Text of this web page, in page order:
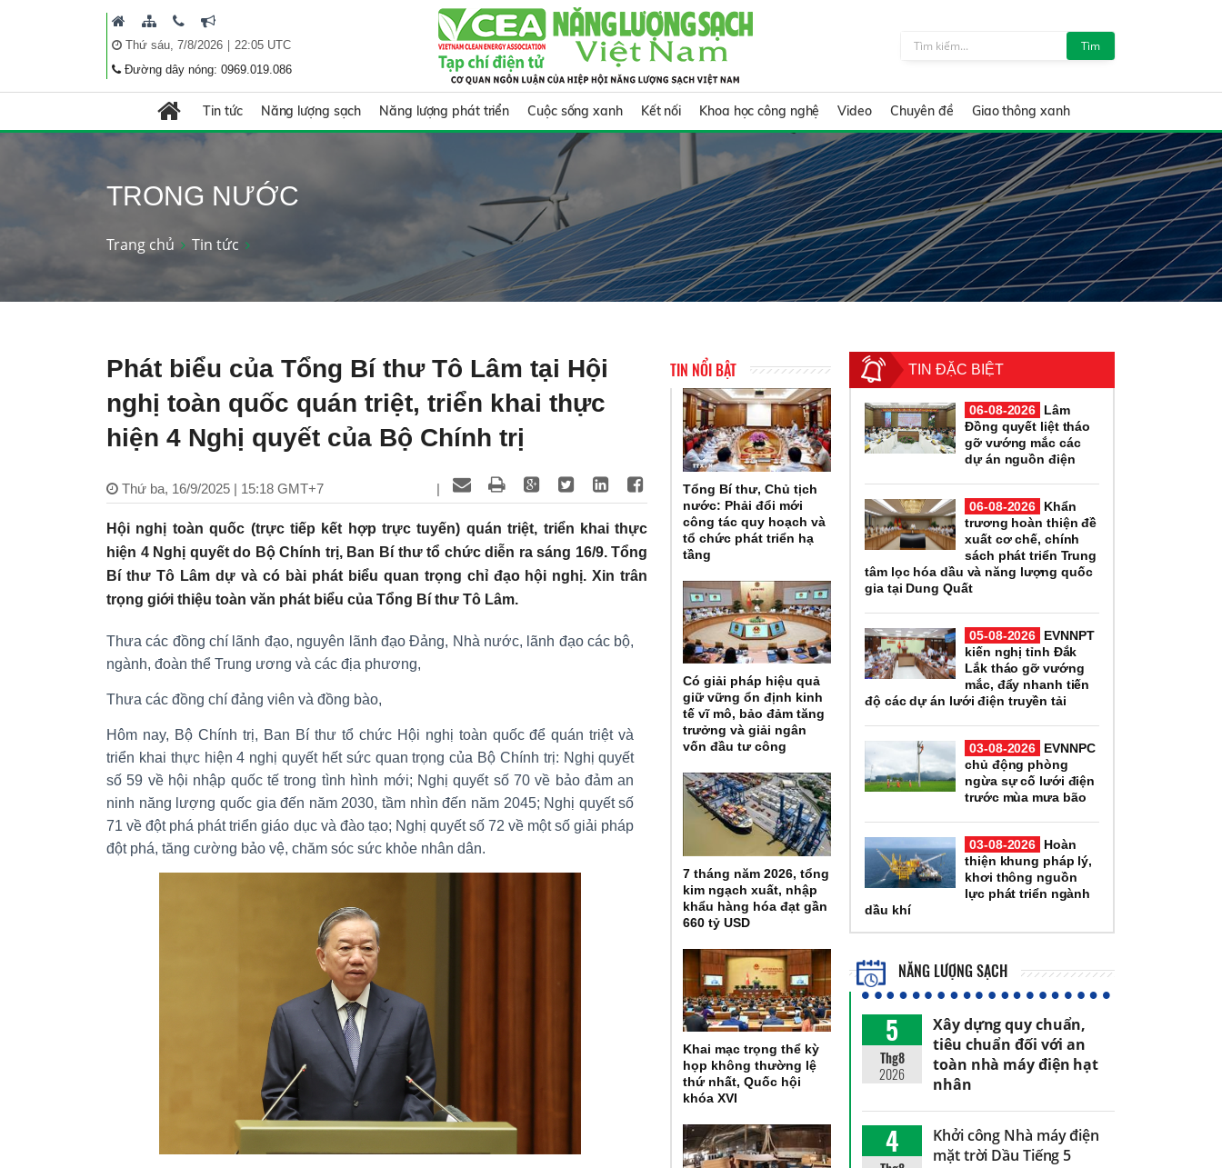
Thứ sáu, 7/8/2026| 22:05 UTC
Đường dây nóng: 0969.019.086
Tìm
Tin tức Năng lượng sạch Năng lượng phát triển Cuộc sống xanh Kết nối Khoa học công nghệ Video Chuyên đề Giao thông xanh
TRONG NƯỚC
Trang chủ Tin tức
Phát biểu của Tổng Bí thư Tô Lâm tại Hội
nghị toàn quốc quán triệt, triển khai thực
hiện 4 Nghị quyết của Bộ Chính trị
Thứ ba, 16/9/2025 | 15:18 GMT+7 |
Hội nghị toàn quốc (trực tiếp kết hợp trực tuyến) quán triệt, triển khai thực
hiện 4 Nghị quyết do Bộ Chính trị, Ban Bí thư tổ chức diễn ra sáng 16/9. Tổng
Bí thư Tô Lâm dự và có bài phát biểu quan trọng chỉ đạo hội nghị. Xin trân
trọng giới thiệu toàn văn phát biểu của Tổng Bí thư Tô Lâm.
Thưa các đồng chí lãnh đạo, nguyên lãnh đạo Đảng, Nhà nước, lãnh đạo các bộ,
ngành, đoàn thể Trung ương và các địa phương,
Thưa các đồng chí đảng viên và đồng bào,
Hôm nay, Bộ Chính trị, Ban Bí thư tổ chức Hội nghị toàn quốc để quán triệt và
triển khai thực hiện 4 nghị quyết hết sức quan trọng của Bộ Chính trị: Nghị quyết
số 59 về hội nhập quốc tế trong tình hình mới; Nghị quyết số 70 về bảo đảm an
ninh năng lượng quốc gia đến năm 2030, tầm nhìn đến năm 2045; Nghị quyết số
71 về đột phá phát triển giáo dục và đào tạo; Nghị quyết số 72 về một số giải pháp
đột phá, tăng cường bảo vệ, chăm sóc sức khỏe nhân dân.
TIN NỔI BẬT
Tổng Bí thư, Chủ tịch
nước: Phải đổi mới
công tác quy hoạch và
tổ chức phát triển hạ
tầng
Có giải pháp hiệu quả
giữ vững ổn định kinh
tế vĩ mô, bảo đảm tăng
trưởng và giải ngân
vốn đầu tư công
7 tháng năm 2026, tổng
kim ngạch xuất, nhập
khẩu hàng hóa đạt gần
660 tỷ USD
Khai mạc trọng thể kỳ
họp không thường lệ
thứ nhất, Quốc hội
khóa XVI
TIN ĐẶC BIỆT
06-08-2026
Lâm
Đồng quyết liệt tháo
gỡ vướng mắc các
dự án nguồn điện
06-08-2026
Khẩn
trương hoàn thiện đề
xuất cơ chế, chính
sách phát triển Trung
tâm lọc hóa dầu và năng lượng quốc
gia tại Dung Quất
05-08-2026
EVNNPT
kiến nghị tỉnh Đắk
Lắk tháo gỡ vướng
mắc, đẩy nhanh tiến
độ các dự án lưới điện truyền tải
03-08-2026
EVNNPC
chủ động phòng
ngừa sự cố lưới điện
trước mùa mưa bão
03-08-2026
Hoàn
thiện khung pháp lý,
khơi thông nguồn
lực phát triển ngành
dầu khí
NĂNG LƯỢNG SẠCH
5
Thg8
2026
Xây dựng quy chuẩn,
tiêu chuẩn đối với an
toàn nhà máy điện hạt
nhân
4
Khởi công Nhà máy điện
mặt trời Dầu Tiếng 5